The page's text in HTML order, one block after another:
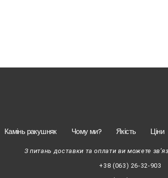
Камінь ракушняк Чому ми? Якість Ціни
З питань доставки та оплати ви можете
+38 (063) 26-32-903